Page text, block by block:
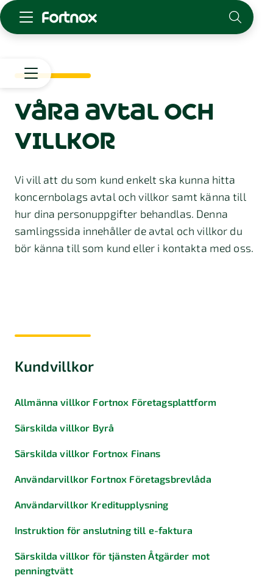
Skaffa Fortnox
För redovisningsbyrån
Kunskap & inspiration
Logga in
Om Fortnox
Karriär
Kontakt
&
säkerhet
Dataskydd
Säkerhet
Bedrägerier
Cookies
Avtal
villkor
Incidenthantering
våra avtal och
villkor
Vi vill att du som kund enkelt ska kunna hitta
koncernbolags avtal och villkor samt känna till
hur dina personuppgifter behandlas. Denna
samlingssida innehåller de avtal och villkor du
bör känna till som kund eller i kontakta med oss.
Kundvillkor
Allmänna villkor Fortnox Företagsplattform
Särskilda villkor Byrå
Särskilda villkor Fortnox Finans
Användarvillkor Fortnox Företagsbrevlåda
Användarvillkor Kreditupplysning
Instruktion för anslutning till e-faktura
Särskilda villkor för tjänsten Åtgärder mot
penningtvätt